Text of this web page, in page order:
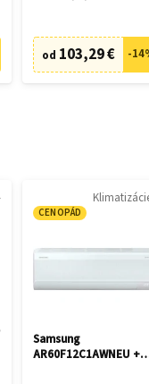
od 103,29 € -14
CENOPÁD
Samsung
AR60F12C1AWNEU +